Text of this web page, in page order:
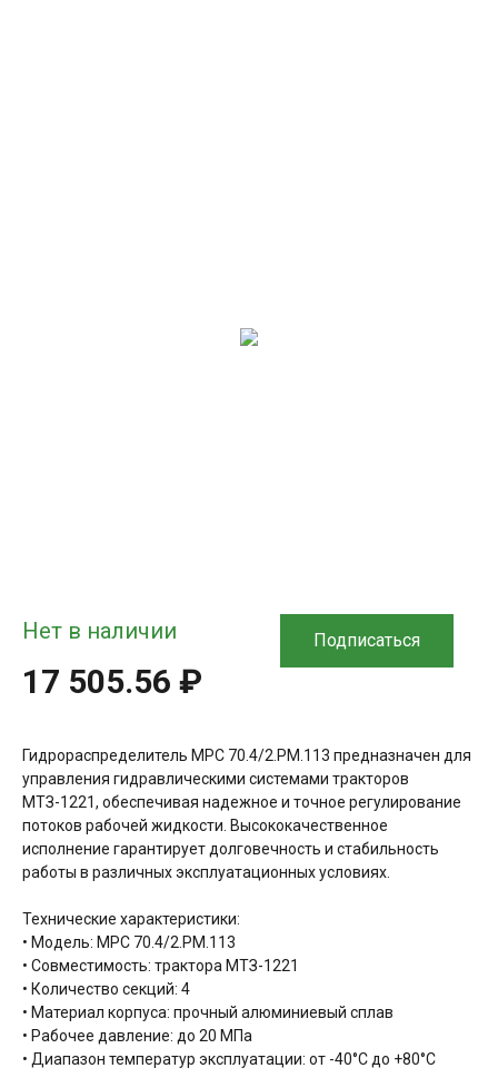
Нет в наличии
17 505.56 ₽
Подписаться
Гидрораспределитель МРС 70.4/2.РМ.113 предназначен для
управления гидравлическими системами тракторов
МТЗ-1221, обеспечивая надежное и точное регулирование
потоков рабочей жидкости. Высококачественное
исполнение гарантирует долговечность и стабильность
работы в различных эксплуатационных условиях.
Технические характеристики:
• Модель: МРС 70.4/2.РМ.113
• Совместимость: трактора МТЗ-1221
• Количество секций: 4
• Материал корпуса: прочный алюминиевый сплав
• Рабочее давление: до 20 МПа
• Диапазон температур эксплуатации: от -40°C до +80°C